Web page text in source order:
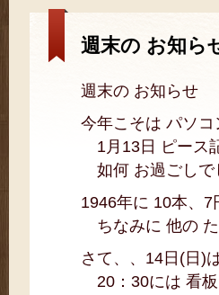
週末の お知ら
週末の お知らせ
今年こそは パソ
1月13日 ピース
如何 お過ごしで
1946年に 10本、
ちなみに 他の た
さて、、14日(日)
20：30には 看板